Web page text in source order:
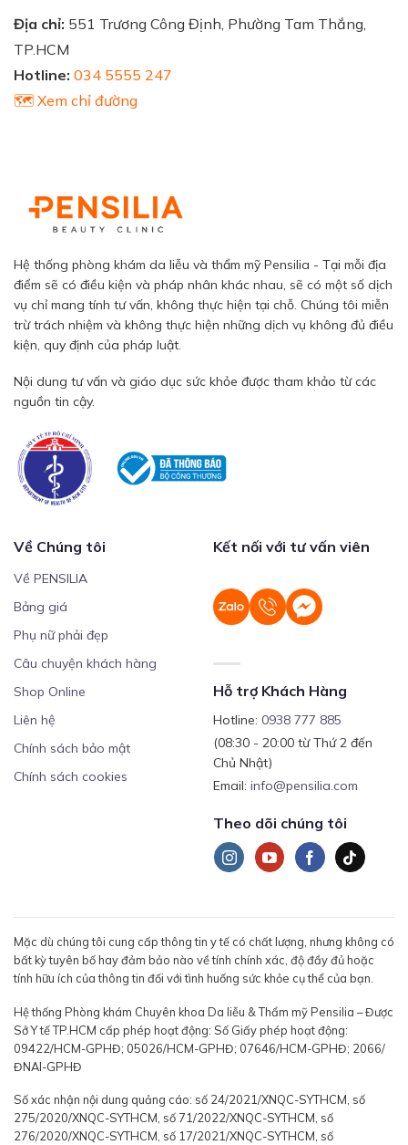
Địa chỉ: 551 Trương Công Định, Phường Tam Thắng,
TP.HCM
Hotline: 034 5555 247
🗺️ Xem chỉ đường
Hệ thống phòng khám da liễu và thẩm mỹ Pensilia - Tại mỗi địa
điểm sẽ có điều kiện và pháp nhân khác nhau, sẽ có một số dịch
vụ chỉ mang tính tư vấn, không thực hiện tại chỗ. Chúng tôi miễn
trừ trách nhiệm và không thực hiện những dịch vụ không đủ điều
kiện, quy định của pháp luật.
Nội dung tư vấn và giáo dục sức khỏe được tham khảo từ các
nguồn tin cậy.
Về Chúng tôi
Về PENSILIA
Bảng giá
Phụ nữ phải đẹp
Câu chuyện khách hàng
Shop Online
Liên hệ
Chính sách bảo mật
Chính sách cookies
Kết nối với tư vấn viên
Hỗ trợ Khách Hàng
Hotline: 0938 777 885
(08:30 - 20:00 từ Thứ 2 đến
Chủ Nhật)
Email: info@pensilia.com
Theo dõi chúng tôi
Mặc dù chúng tôi cung cấp thông tin y tế có chất lượng, nhưng không có
bất kỳ tuyên bố hay đảm bảo nào về tính chính xác, độ đầy đủ hoặc
tính hữu ích của thông tin đối với tình huống sức khỏe cụ thể của bạn.
Hệ thống Phòng khám Chuyên khoa Da liễu & Thẩm mỹ Pensilia – Được
Sở Y tế TP.HCM cấp phép hoạt động: Số Giấy phép hoạt động:
09422/HCM-GPHĐ; 05026/HCM-GPHĐ; 07646/HCM-GPHĐ; 2066/
ĐNAI-GPHĐ
Số xác nhận nội dung quảng cáo: số 24/2021/XNQC-SYTHCM, số
275/2020/XNQC-SYTHCM, số 71/2022/XNQC-SYTHCM, số
276/2020/XNQC-SYTHCM, số 17/2021/XNQC-SYTHCM, số